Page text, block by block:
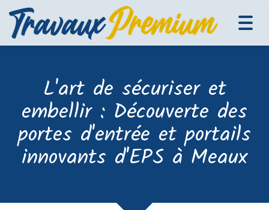
L'art de sécuriser et
embellir : Découverte des
portes d'entrée et portails
innovants d'EPS à Meaux